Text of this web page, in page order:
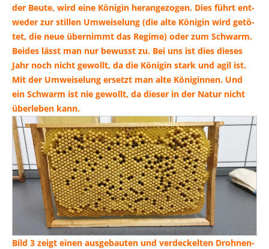
der Beu­te, wird eine Köni­gin her­an­ge­zo­gen. Dies führt ent­
we­der zur stil­len Umwei­se­lung (die alte Köni­gin wird getö­
tet, die neue über­nimmt das Regime) oder zum Schwarm.
Bei­des lässt man nur bewusst zu. Bei uns ist dies die­ses
Jahr noch nicht gewollt, da die Köni­gin stark und agil ist.
Mit der Umwei­se­lung ersetzt man alte Köni­gin­nen. Und
ein Schwarm ist nie gewollt, da die­ser in der Natur nicht
über­le­ben kann.
Bild 3 zeigt einen aus­ge­bau­ten und ver­de­ckel­ten Droh­nen­